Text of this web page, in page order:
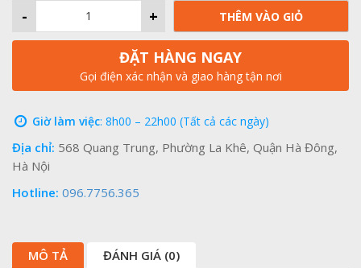
+
- THÊM VÀO GIỎ
ĐẶT HÀNG NGAY
Gọi điện xác nhận và giao hàng tận nơi
Giờ làm việc: 8h00 – 22h00 (Tất cả các ngày)
Địa chỉ: 568 Quang Trung, Phường La Khê, Quận Hà Đông,
Hà Nội
Hotline: 096.7756.365
MÔ TẢ ĐÁNH GIÁ (0)